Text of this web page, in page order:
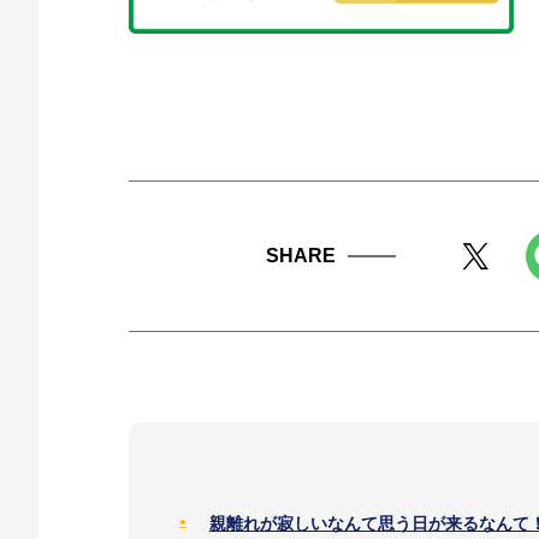
SHARE
親離れが寂しいなんて思う日が来るなんて